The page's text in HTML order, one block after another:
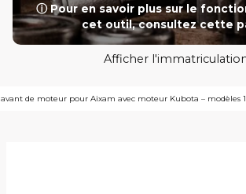
ⓘ Pour en savoir plus sur le
cet outil, consultez cette
Afficher
de moteur pour Aixam avec moteur Kubota – modèles